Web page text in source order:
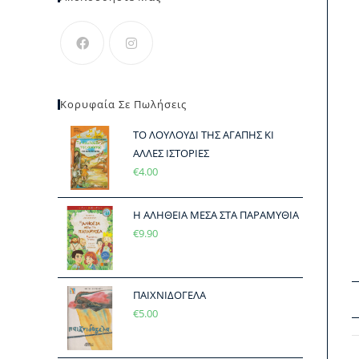
Κορυφαία Σε Πωλήσεις
ΤΟ ΛΟΥΛΟΥΔΙ ΤΗΣ ΑΓΑΠΗΣ ΚΙ
ΑΛΛΕΣ ΙΣΤΟΡΙΕΣ
€4.00
Η ΑΛΗΘΕΙΑ ΜΕΣΑ ΣΤΑ ΠΑΡΑΜΥΘΙΑ
€9.90
ΠΑΙΧΝΙΔΟΓΕΛΑ
€5.00